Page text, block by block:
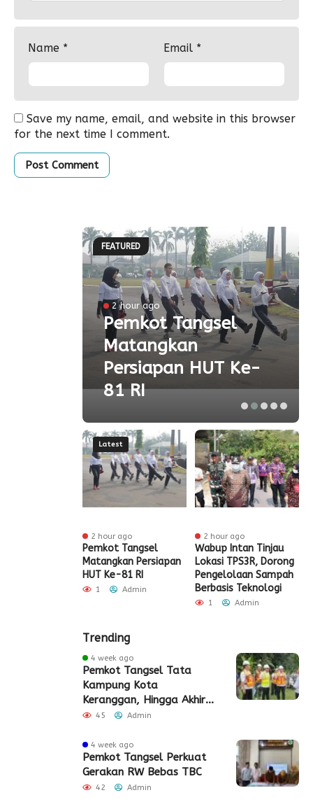
Name * Email *
Save my name, email, and website in this browser
for the next time I comment.
FEATURED
2 hour ago
Pemkot Tangsel
Matangkan
Persiapan HUT Ke-
81 RI
Latest
2 hour ago
Pemkot Tangsel
Matangkan Persiapan
HUT Ke-81 RI
1 Admin
2 hour ago
Wabup Intan Tinjau
Lokasi TPS3R, Dorong
Pengelolaan Sampah
Berbasis Teknologi
1 Admin
Trending
4 week ago
Pemkot Tangsel Tata
Kampung Kota
Keranggan, Hingga Akhir
2026
45 Admin
4 week ago
Pemkot Tangsel Perkuat
Gerakan RW Bebas TBC
42 Admin